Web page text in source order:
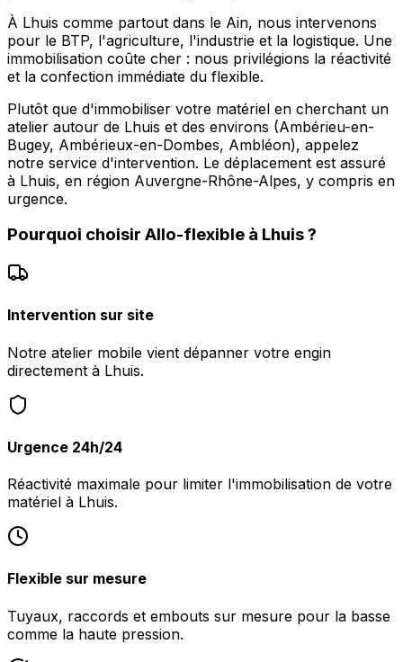
À Lhuis comme partout dans le Ain, nous intervenons
pour le BTP, l'agriculture, l'industrie et la logistique. Une
immobilisation coûte cher : nous privilégions la réactivité
et la confection immédiate du flexible.
Plutôt que d'immobiliser votre matériel en cherchant un
atelier autour de Lhuis et des environs (Ambérieu-en-
Bugey, Ambérieux-en-Dombes, Ambléon), appelez
notre service d'intervention. Le déplacement est assuré
à Lhuis, en région Auvergne-Rhône-Alpes, y compris en
urgence.
Pourquoi choisir Allo-flexible à Lhuis?
Intervention sur site
Notre atelier mobile vient dépanner votre engin
directement à Lhuis.
Urgence 24h/24
Réactivité maximale pour limiter l'immobilisation de votre
matériel à Lhuis.
Flexible sur mesure
Tuyaux, raccords et embouts sur mesure pour la basse
comme la haute pression.